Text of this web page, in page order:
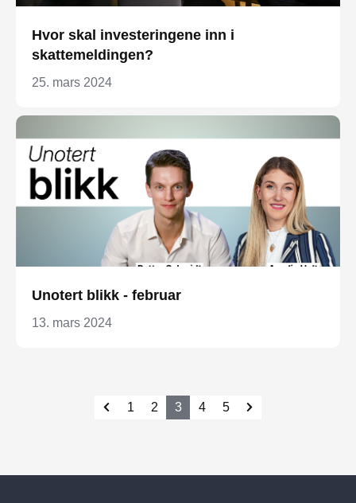
Hvor skal investeringene inn i
skattemeldingen?
25. mars 2024
Unotert blikk - februar
13. mars 2024
1 2 3 4 5